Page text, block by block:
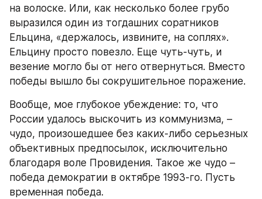
на волоске. Или, как несколько более грубо
выразился один из тогдашних соратников
Ельцина, «держалось, извините, на соплях».
Ельцину просто повезло. Еще чуть-чуть, и
везение могло бы от него отвернуться. Вместо
победы вышло бы сокрушительное поражение.
Вообще, мое глубокое убеждение: то, что
России удалось выскочить из коммунизма, –
чудо, произошедшее без каких-либо серьезных
объективных предпосылок, исключительно
благодаря воле Провидения. Такое же чудо –
победа демократии в октябре 1993-го. Пусть
временная победа.